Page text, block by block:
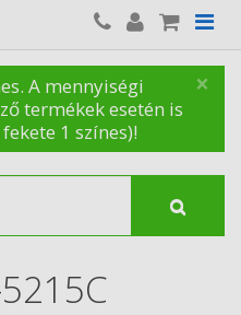
×
A mennyiségi
termékek esetén is
1 színes)!